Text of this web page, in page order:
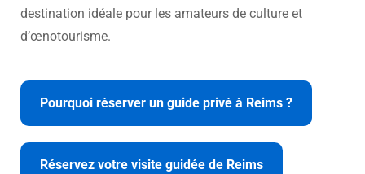
destination idéale pour les amateurs de culture et
d’œnotourisme.
Pourquoi réserver un guide privé à Reims ?
Réservez votre visite guidée de Reims